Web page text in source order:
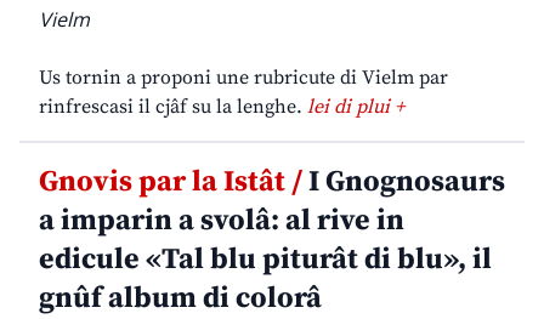
Vielm
Us tornin a proponi une rubricute di Vielm par
rinfrescasi il cjâf su la lenghe. lei di plui +
Gnovis par la Istât /I Gnognosaurs
a imparin a svolâ: al rive in
edicule «Tal blu piturât di blu», il
gnûf album di colorâ